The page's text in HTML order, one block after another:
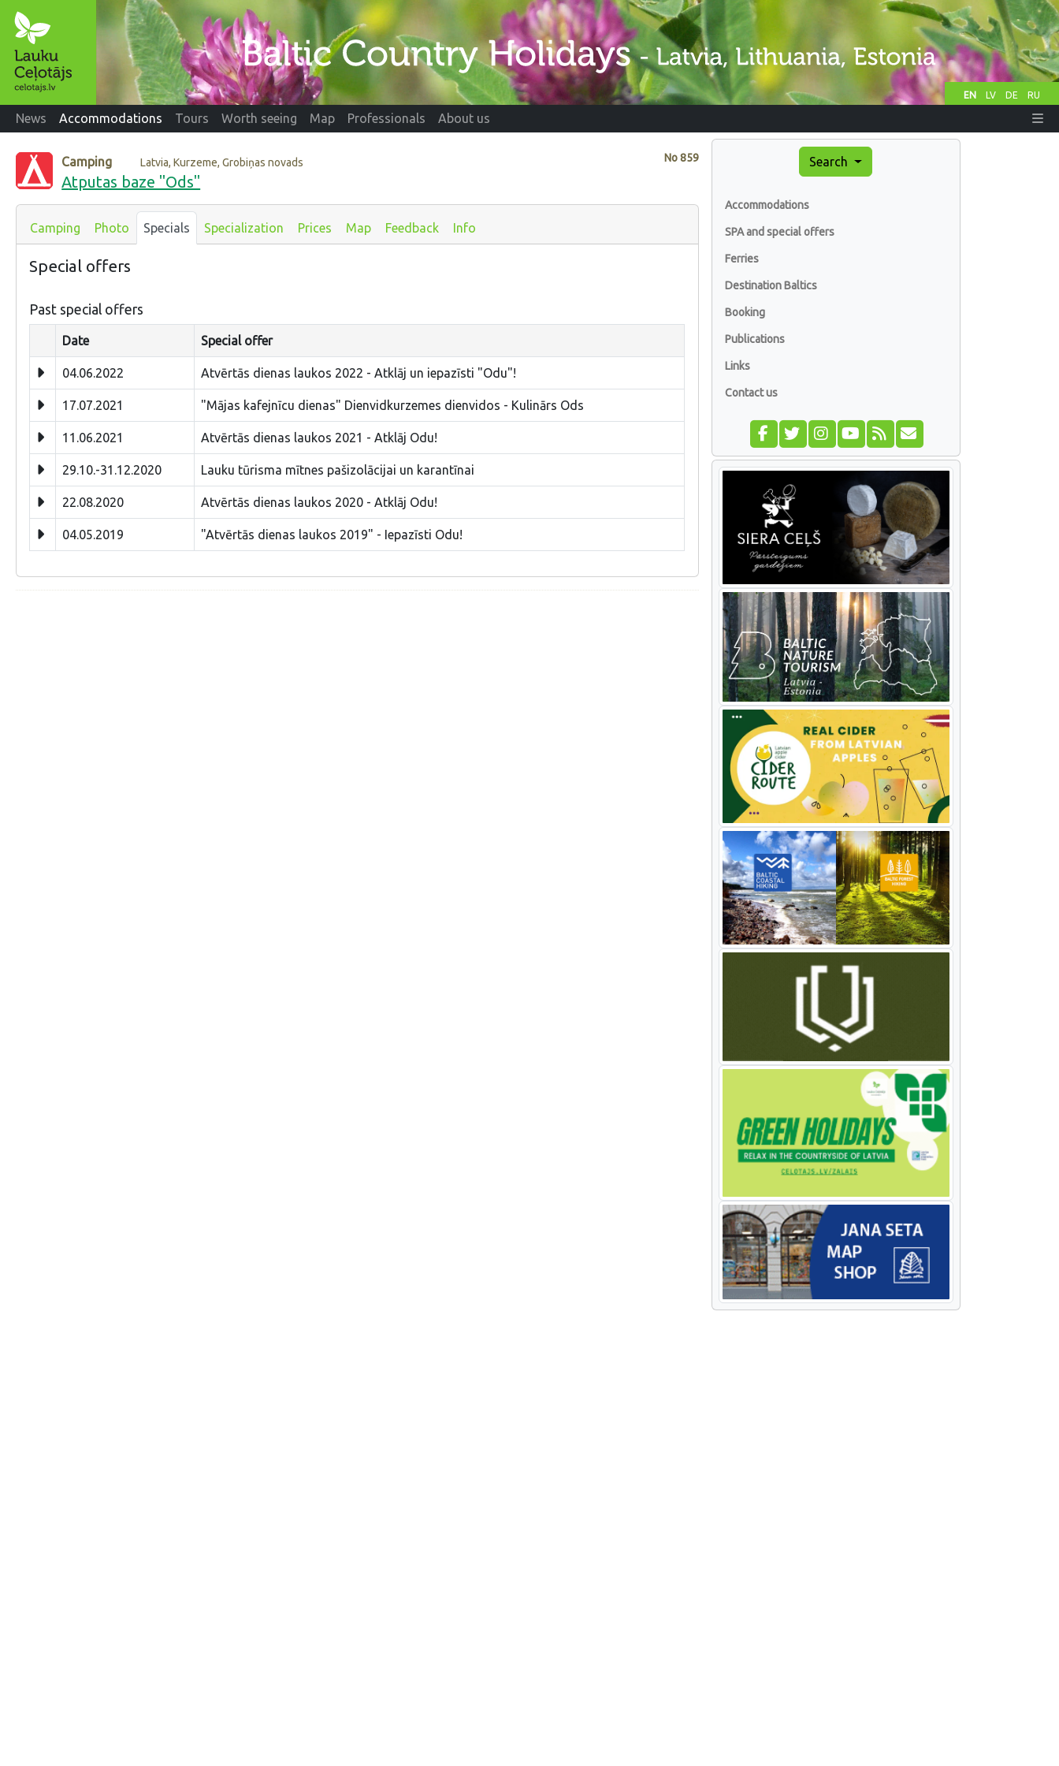
EN LV DE RU
News Accommodations Tours Worth seeing Map Professionals About us
No859
Camping Latvia, Kurzeme, Grobiņas novads
Atputas baze "Ods"
Camping Photo Specials Specialization Prices Map Feedback Info
Special offers
Past special offers
Date Special offer
04.06.2022 Atvērtās dienas laukos 2022 - Atklāj un iepazīsti "Odu"!
17.07.2021 "Mājas kafejnīcu dienas" Dienvidkurzemes dienvidos - Kulinārs Ods
11.06.2021 Atvērtās dienas laukos 2021 - Atklāj Odu!
29.10.-31.12.2020 Lauku tūrisma mītnes pašizolācijai un karantīnai
22.08.2020 Atvērtās dienas laukos 2020 - Atklāj Odu!
04.05.2019 "Atvērtās dienas laukos 2019" - Iepazīsti Odu!
Search
Accommodations
SPA and special offers
Ferries
Destination Baltics
Booking
Publications
Links
Contact us